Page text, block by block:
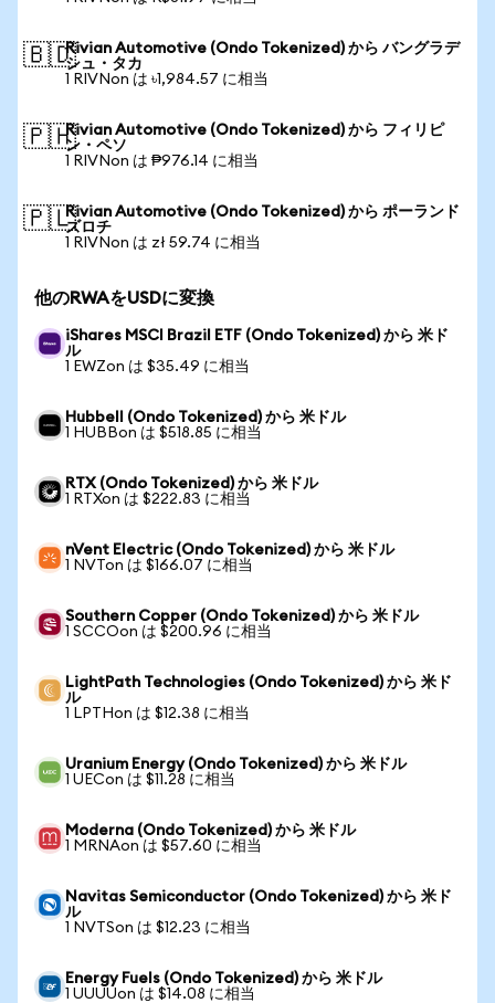
🇧🇩Rivian Automotive (Ondo Tokenized) から バングラデ
シュ・タカ
1 RIVNon は ৳1,984.57 に相当
🇵🇭Rivian Automotive (Ondo Tokenized) から フィリピ
ン・ペソ
1 RIVNon は ₱976.14 に相当
🇵🇱Rivian Automotive (Ondo Tokenized) から ポーランド
ズロチ
1 RIVNon は zł 59.74 に相当
他のRWAをUSDに変換
iShares MSCI Brazil ETF (Ondo Tokenized) から 米ド
ル
1 EWZon は $35.49 に相当
Hubbell (Ondo Tokenized) から 米ドル
1 HUBBon は $518.85 に相当
RTX (Ondo Tokenized) から 米ドル
1 RTXon は $222.83 に相当
nVent Electric (Ondo Tokenized) から 米ドル
1 NVTon は $166.07 に相当
Southern Copper (Ondo Tokenized) から 米ドル
1 SCCOon は $200.96 に相当
LightPath Technologies (Ondo Tokenized) から 米ド
ル
1 LPTHon は $12.38 に相当
Uranium Energy (Ondo Tokenized) から 米ドル
1 UECon は $11.28 に相当
Moderna (Ondo Tokenized) から 米ドル
1 MRNAon は $57.60 に相当
Navitas Semiconductor (Ondo Tokenized) から 米ド
ル
1 NVTSon は $12.23 に相当
Energy Fuels (Ondo Tokenized) から 米ドル
1 UUUUon は $14.08 に相当